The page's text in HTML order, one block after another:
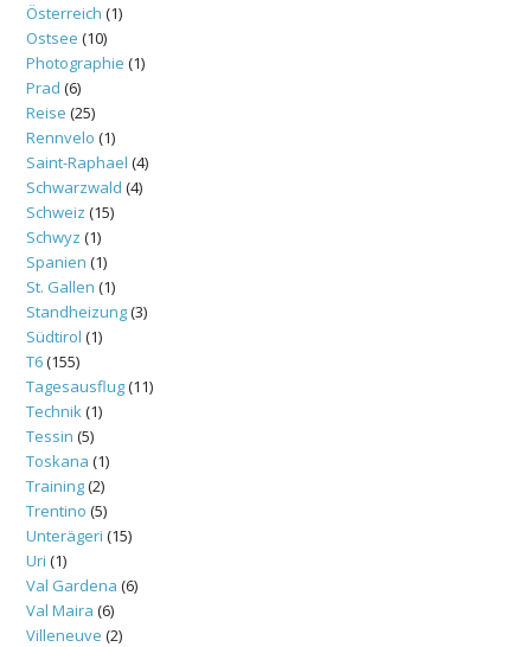
Österreich (1)
Ostsee (10)
Photographie (1)
Prad (6)
Reise (25)
Rennvelo (1)
Saint-Raphael (4)
Schwarzwald (4)
Schweiz (15)
Schwyz (1)
Spanien (1)
St. Gallen (1)
Standheizung(3)
Südtirol (1)
T6(155)
Tagesausflug(11)
Technik(1)
Tessin (5)
Toskana (1)
Training(2)
Trentino (5)
Unterägeri (15)
Uri (1)
Val Gardena (6)
Val Maira (6)
Villeneuve (2)